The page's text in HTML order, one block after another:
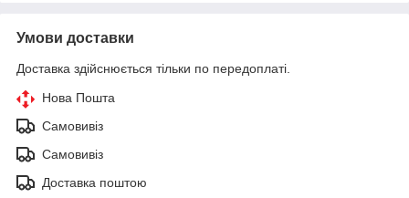
Умови доставки
Доставка здійснюється тільки по передоплаті.
Нова Пошта
Самовивіз
Самовивіз
Доставка поштою